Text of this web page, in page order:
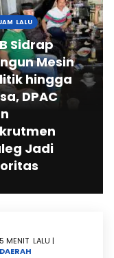
LALU
Sidrap
Mesin
hingga
DPAC
Jadi
5 MENIT LALU |
DAERAH